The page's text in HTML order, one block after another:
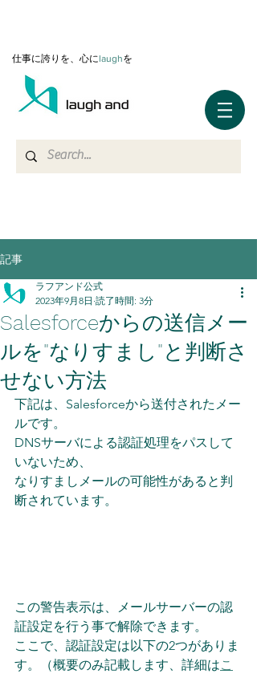
仕事に誇りを、心にlaughを
記事
Salesforceからの送信メー
ルを"なりすまし"と判断さ
せない方法
ラフアンド公式
2023年9月8日 読了時間: 3分
下記は、Salesforceから送付されたメー
ルです。
DNSサーバによる認証処理をパスして
いないため、
なりすましメールの可能性があると判
断されています。
この警告表示は、メールサーバーの認
証設定を行う事で解除できます。
ここで、認証設定は以下の2つがありま
す。（概要のみ記載します、詳細はこ